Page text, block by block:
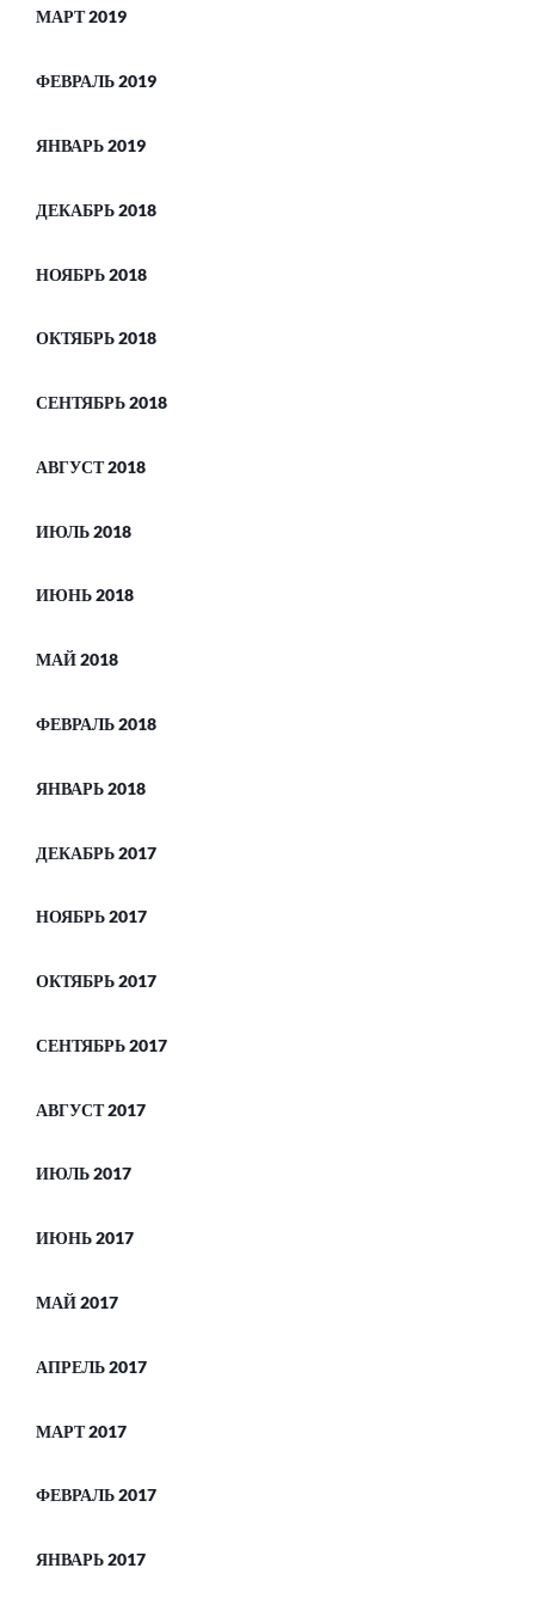
МАРТ 2019
ФЕВРАЛЬ 2019
ЯНВАРЬ 2019
ДЕКАБРЬ 2018
НОЯБРЬ 2018
ОКТЯБРЬ 2018
СЕНТЯБРЬ 2018
АВГУСТ 2018
ИЮЛЬ 2018
ИЮНЬ 2018
МАЙ 2018
ФЕВРАЛЬ 2018
ЯНВАРЬ 2018
ДЕКАБРЬ 2017
НОЯБРЬ 2017
ОКТЯБРЬ 2017
СЕНТЯБРЬ 2017
АВГУСТ 2017
ИЮЛЬ 2017
ИЮНЬ 2017
МАЙ 2017
АПРЕЛЬ 2017
МАРТ 2017
ФЕВРАЛЬ 2017
ЯНВАРЬ 2017